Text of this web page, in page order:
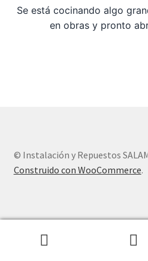
Sample Page
Se está cocinando algo
en obras y pronto
© Instalación y Repuestos
Construido con WooCommerce.